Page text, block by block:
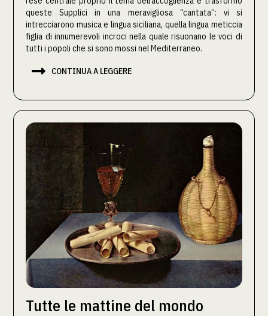
queste Supplici in una meravigliosa “cantata”: vi si
intrecciarono musica e lingua siciliana, quella lingua meticcia
figlia di innumerevoli incroci nella quale risuonano le voci di
tutti i popoli che si sono mossi nel Mediterraneo.
 CONTINUA A LEGGERE
Tutte le mattine del mondo